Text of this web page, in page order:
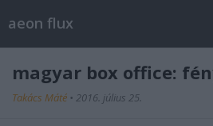
aeon flux
magyar box office:
Takács Máté • 2016. július 25.